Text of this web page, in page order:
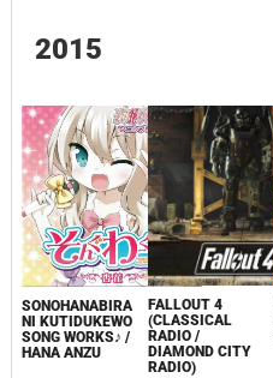
2015
SONOHANABIRA
NI KUTIDUKEWO
SONG WORKS♪ /
HANA ANZU
FALLOUT 4
(CLASSICAL
RADIO /
DIAMOND CITY
RADIO)